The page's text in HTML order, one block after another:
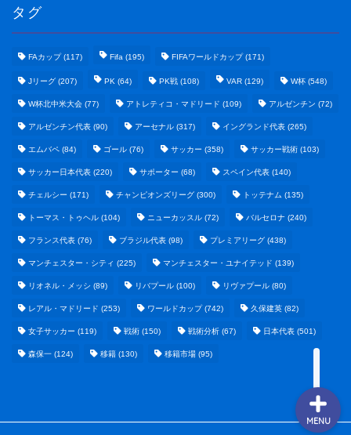
タグ
FAカップ(117) Fifa (195) FIFAワールドカップ(171)
Jリーグ (207) PK (64) PK戦 (108) VAR (129) W杯 (548)
W杯北中米大会 (77) アトレティコ・マドリード (109) アルゼンチン (72)
アルゼンチン代表 (90) アーセナル (317) イングランド代表 (265)
エムバペ (84) ゴール (76) サッカー (358) サッカー戦術 (103)
サッカー日本代表 (220) サポーター (68) スペイン代表 (140)
チェルシー (171) チャンピオンズリーグ (300) トッテナム (135)
トーマス・トゥヘル (104) ニューカッスル (72) バルセロナ (240)
フランス代表 (76) ブラジル代表 (98) プレミアリーグ (438)
マンチェスター・シティ (225) マンチェスター・ユナイテッド (139)
リオネル・メッシ (89) リバプール (100) リヴァプール (80)
レアル・マドリード (253) ワールドカップ(742) 久保建英 (82)
女子サッカー (119) 戦術 (150) 戦術分析 (67) 日本代表 (501)
森保一 (124) 移籍 (130) 移籍市場 (95)
MENU
テクノロジーまとめ
ビジネス・経済まとめ